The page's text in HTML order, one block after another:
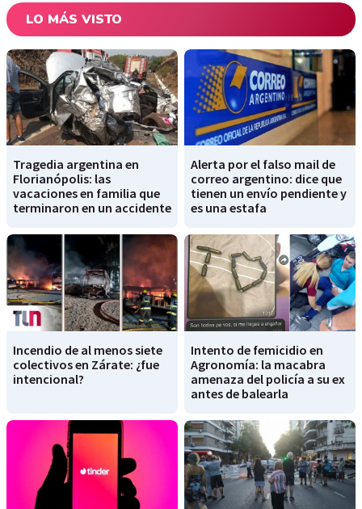
LO MÁS VISTO
Tragedia argentina en
Florianópolis: las
vacaciones en familia que
terminaron en un accidente
Alerta por el falso mail de
correo argentino: dice que
tienen un envío pendiente y
es una estafa
Incendio de al menos siete
colectivos en Zárate: ¿fue
intencional?
Intento de femicidio en
Agronomía: la macabra
amenaza del policía a su ex
antes de balearla